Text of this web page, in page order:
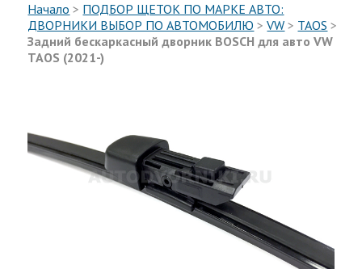
Начало > ПОДБОР ЩЕТОК ПО МАРКЕ АВТО:
ДВОРНИКИ ВЫБОР ПО АВТОМОБИЛЮ >VW > TAOS >
Задний бескаркасный дворник BOSCH для авто VW
TAOS (2021-)